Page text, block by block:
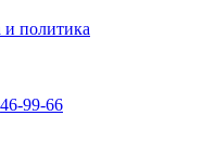
и политика
99-66